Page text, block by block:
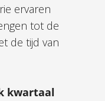
ervaren
tot de
de tijd van
kwartaal